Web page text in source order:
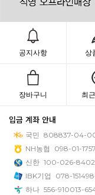
공지사항 상
장바구니 최
입금 계좌 안내
국민 808837-04-
NH농협
098-01-
신한 100-026-
IBK기업
078-
하나 556-910013-